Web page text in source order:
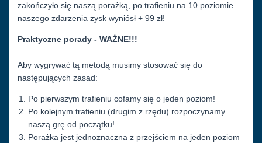
zakończyło się naszą porażką, po trafieniu na 10 poziomie
naszego zdarzenia zysk wyniósł + 99 zł!
Praktyczne porady - WAŻNE!!!
Aby wygrywać tą metodą musimy stosować się do
następujących zasad:
Po pierwszym trafieniu cofamy się o jeden poziom!
Po kolejnym trafieniu (drugim z rzędu) rozpoczynamy
naszą grę od początku!
Porażka jest jednoznaczna z przejściem na jeden poziom